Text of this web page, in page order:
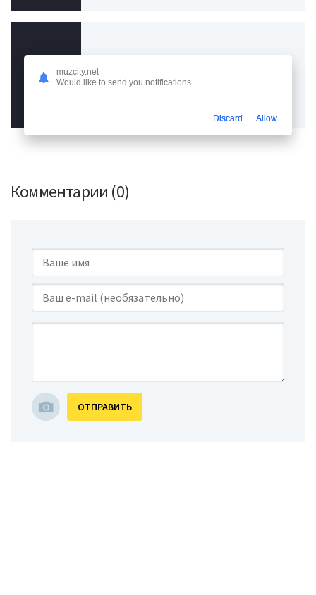
EA AI - Заграница (Cover)
Узбекские и казахские песни, 17.12.25
Комментарии (0)
ОТПРАВИТЬ
muzcity.net
Would like to send you notifications
Discard Allow